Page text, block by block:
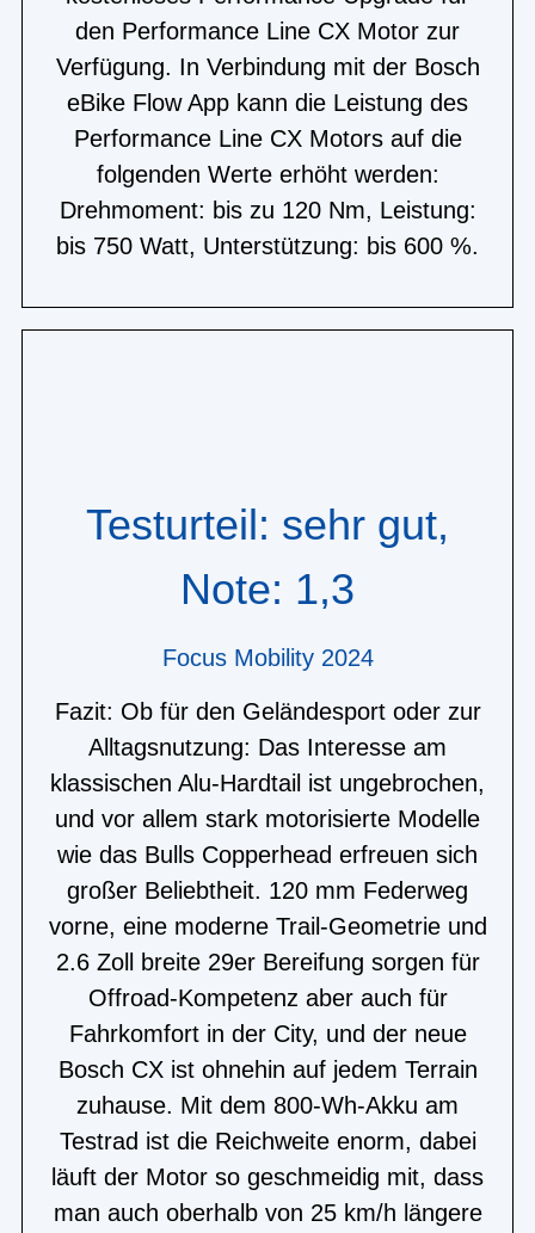
den Performance Line CX Motor zur
Verfügung. In Verbindung mit der Bosch
eBike Flow App kann die Leistung des
Performance Line CX Motors auf die
folgenden Werte erhöht werden:
Drehmoment: bis zu 120 Nm, Leistung:
bis 750 Watt, Unterstützung: bis 600 %.
Testurteil: sehr gut,
Note: 1,3
Focus Mobility 2024
Fazit: Ob für den Geländesport oder zur
Alltagsnutzung: Das Interesse am
klassischen Alu-Hardtail ist ungebrochen,
und vor allem stark motorisierte Modelle
wie das Bulls Copperhead erfreuen sich
großer Beliebtheit. 120 mm Federweg
vorne, eine moderne Trail-Geometrie und
2.6 Zoll breite 29er Bereifung sorgen für
Offroad-Kompetenz aber auch für
Fahrkomfort in der City, und der neue
Bosch CX ist ohnehin auf jedem Terrain
zuhause. Mit dem 800-Wh-Akku am
Testrad ist die Reichweite enorm, dabei
läuft der Motor so geschmeidig mit, dass
man auch oberhalb von 25 km/h längere